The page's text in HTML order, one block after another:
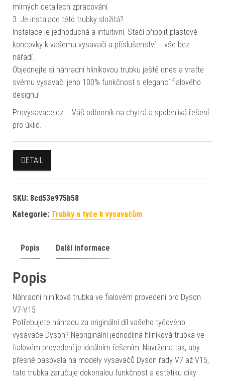
mírných detailech zpracování.
3. Je instalace této trubky složitá?
Instalace je jednoduchá a intuitivní. Stačí připojit plastové
koncovky k vašemu vysavači a příslušenství – vše bez
nářadí.
Objednejte si náhradní hliníkovou trubku ještě dnes a vraťte
svému vysavači jeho 100% funkčnost s elegancí fialového
designu!
Provysavace.cz – Váš odborník na chytrá a spolehlivá řešení
pro úklid.
DETAIL
SKU: 8cd53e975b58
Kategorie: Trubky a tyče k vysavačům
Popis Další informace
Popis
Náhradní hliníková trubka ve fialovém provedení pro Dyson
V7-V15
Potřebujete náhradu za originální díl vašeho tyčového
vysavače Dyson? Neoriginální jednodílná hliníková trubka ve
fialovém provedení je ideálním řešením. Navržena tak, aby
přesně pasovala na modely vysavačů Dyson řady V7 až V15,
tato trubka zaručuje dokonalou funkčnost a estetiku díky